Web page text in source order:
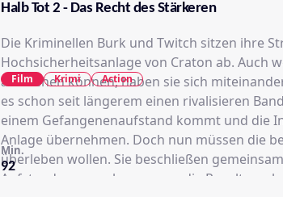
Halb Tot 2 - Das Recht des Stärkeren
Die Kriminellen Burk und Twitch sitzen ihre
Hochsicherheitsanlage von Craton ab. Auch
ausstehen können, haben sie sich
es schon seit längerem einen rivalisieren
einem Gefangenenaufstand kommt und die
Anlage übernehmen. Doch nun müssen die
überleben wollen. Sie beschließen
Aufstandes zu suchen, um so die Revolte zu
92
Min.
Film Krimi Action